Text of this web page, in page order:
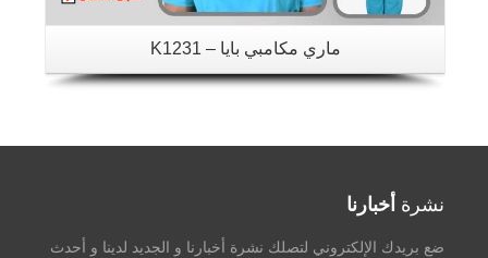
ماري مكامبي بايا – K1231
نشرة أخبارنا
ضع بريدك الإلكتروني لتصلك نشرة أخبارنا و الجديد لدينا و أحدث